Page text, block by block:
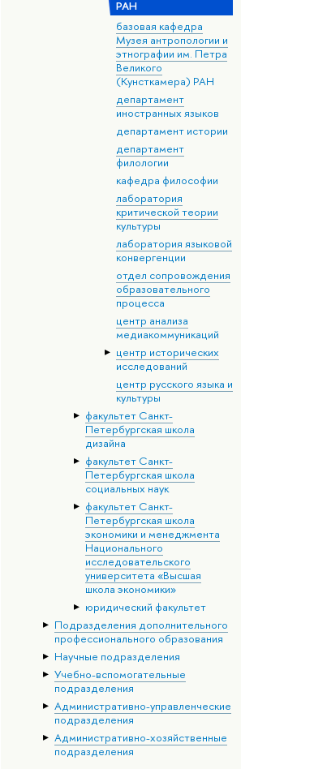
РАН
базовая кафедра
Музея антропологии и
этнографии им. Петра
Великого
(Кунсткамера) РАН
департамент
иностранных языков
департамент истории
департамент
филологии
кафедра философии
лаборатория
критической теории
культуры
лаборатория языковой
конвергенции
отдел сопровождения
образовательного
процесса
центр анализа
медиакоммуникаций
центр исторических
исследований
центр русского языка и
культуры
факультет Санкт-
Петербургская школа
дизайна
факультет Санкт-
Петербургская школа
социальных наук
факультет Санкт-
Петербургская школа
экономики и менеджмента
Национального
исследовательского
университета «Высшая
школа экономики»
юридический факультет
Подразделения дополнительного
профессионального образования
Научные подразделения
Учебно-вспомогательные
подразделения
Административно-управленческие
подразделения
Административно-хозяйственные
подразделения